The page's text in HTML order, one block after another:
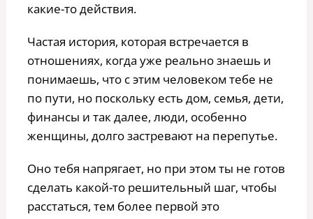
какие-то действия.
Частая история, которая встречается в
отношениях, когда уже реально знаешь и
понимаешь, что с этим человеком тебе не
по пути, но поскольку есть дом, семья, дети,
финансы и так далее, люди, особенно
женщины, долго застревают на перепутье.
Оно тебя напрягает, но при этом ты не готов
сделать какой-то решительный шаг, чтобы
расстаться, тем более первой это